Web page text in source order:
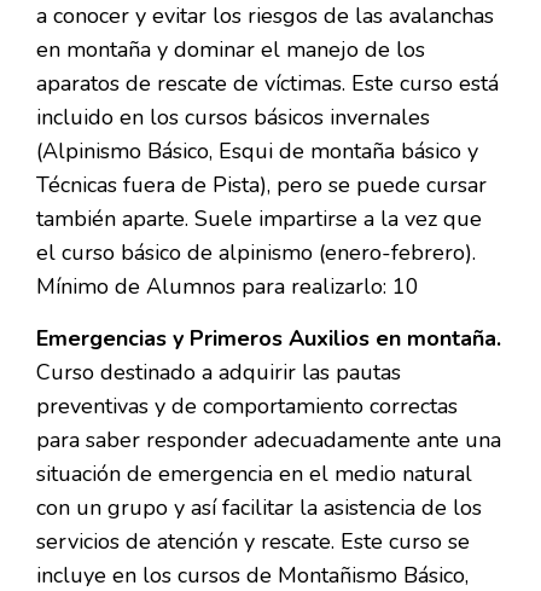
a conocer y evitar los riesgos de las avalanchas
en montaña y dominar el manejo de los
aparatos de rescate de víctimas. Este curso está
incluido en los cursos básicos invernales
(Alpinismo Básico, Esqui de montaña básico y
Técnicas fuera de Pista), pero se puede cursar
también aparte. Suele impartirse a la vez que
el curso básico de alpinismo (enero-febrero).
Mínimo de Alumnos para realizarlo: 10
Emergencias y Primeros Auxilios en montaña.
Curso destinado a adquirir las pautas
preventivas y de comportamiento correctas
para saber responder adecuadamente ante una
situación de emergencia en el medio natural
con un grupo y así facilitar la asistencia de los
servicios de atención y rescate. Este curso se
incluye en los cursos de Montañismo Básico,